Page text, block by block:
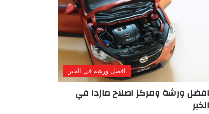
افضل ورشة في الخبر
افضل ورشة ومركز اصلاح مازدا في
الخبر